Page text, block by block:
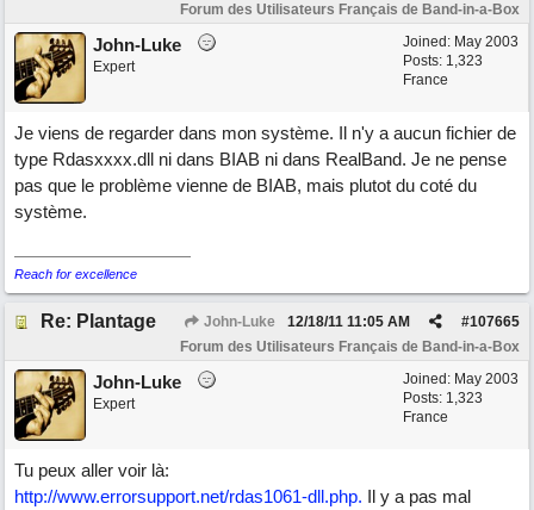
Forum des Utilisateurs Français de Band-in-a-Box
Joined: May 2003
Posts: 1,323
France
John-Luke
Expert
Je viens de regarder dans mon système. Il n'y a aucun fichier de
type Rdasxxxx.dll ni dans BIAB ni dans RealBand. Je ne pense
pas que le problème vienne de BIAB, mais plutot du coté du
système.
Reach for excellence
Re: Plantage John-Luke #107665
12/18/11 11:05 AM
Forum des Utilisateurs Français de Band-in-a-Box
Joined: May 2003
Posts: 1,323
France
John-Luke
Expert
Tu peux aller voir là:
http://www.errorsupport.net/rdas1061-dll.php. Il y a pas mal